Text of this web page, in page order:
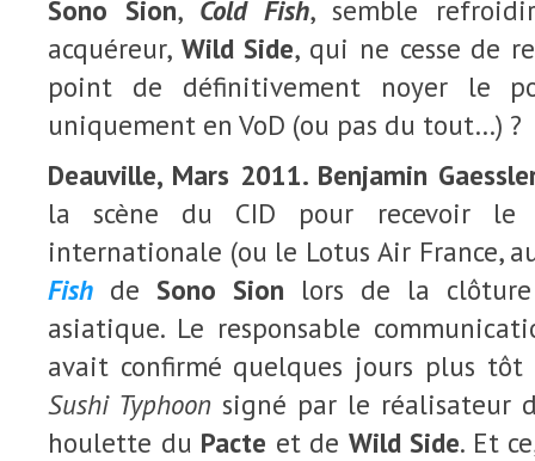
Sono Sion, Cold Fish, semble
acquéreur, Wild Side, qui ne cesse de
point de définitivement noyer le
uniquement en VoD (ou pas du tout…) ?
Deauville, Mars 2011. Benjamin
la scène du CID pour recevoir
internationale (ou le Lotus Air France,
Fish de Sono Sion lors de la
asiatique. Le responsable
avait confirmé quelques jours plus
Sushi Typhoon signé par le réalisateur
houlette du Pacte et de Wild Side. Et